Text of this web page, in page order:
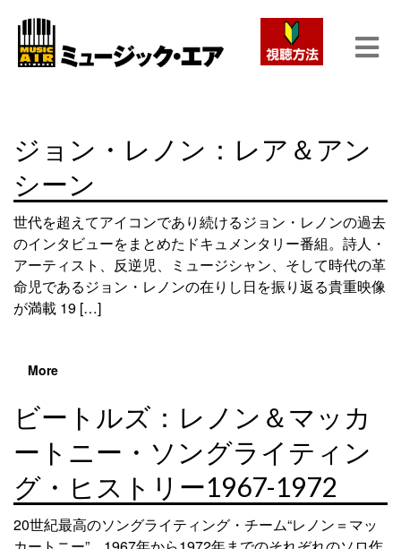
ジョン・レノン：レア＆アン
シーン
世代を超えてアイコンであり続けるジョン・レノンの過去
のインタビューをまとめたドキュメンタリー番組。詩人・
アーティスト、反逆児、ミュージシャン、そして時代の革
命児であるジョン・レノンの在りし日を振り返る貴重映像
が満載 19 […]
More
ビートルズ：レノン＆マッカ
ートニー・ソングライティン
グ・ヒストリー1967-1972
20世紀最高のソングライティング・チーム“レノン＝マッ